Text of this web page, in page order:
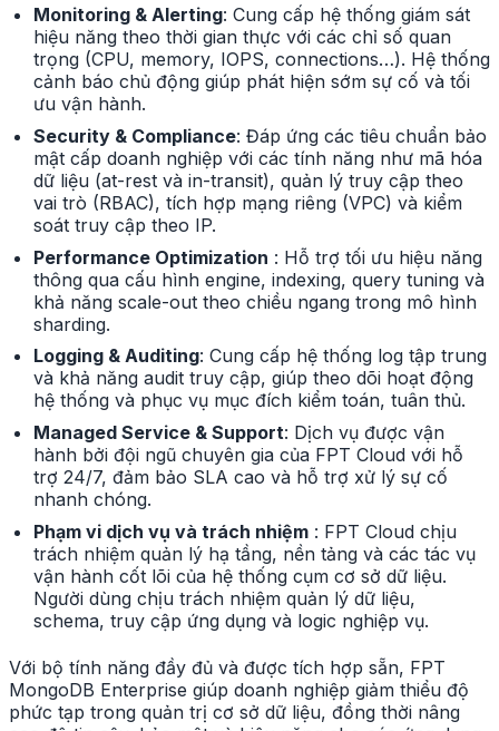
Monitoring & Alerting: Cung cấp hệ thống giám sát
hiệu năng theo thời gian thực với các chỉ số quan
trọng (CPU, memory, IOPS, connections…). Hệ thống
cảnh báo chủ động giúp phát hiện sớm sự cố và tối
ưu vận hành.
Security & Compliance: Đáp ứng các tiêu chuẩn bảo
mật cấp doanh nghiệp với các tính năng như mã hóa
dữ liệu (at-rest và in-transit), quản lý truy cập theo
vai trò (RBAC), tích hợp mạng riêng (VPC) và kiểm
soát truy cập theo IP.
Performance Optimization : Hỗ trợ tối ưu hiệu năng
thông qua cấu hình engine, indexing, query tuning và
khả năng scale-out theo chiều ngang trong mô hình
sharding.
Logging & Auditing: Cung cấp hệ thống log tập trung
và khả năng audit truy cập, giúp theo dõi hoạt động
hệ thống và phục vụ mục đích kiểm toán, tuân thủ.
Managed Service & Support: Dịch vụ được vận
hành bởi đội ngũ chuyên gia của FPT Cloud với hỗ
trợ 24/7, đảm bảo SLA cao và hỗ trợ xử lý sự cố
nhanh chóng.
Phạm vi dịch vụ và trách nhiệm: FPT Cloud chịu
trách nhiệm quản lý hạ tầng, nền tảng và các tác vụ
vận hành cốt lõi của hệ thống cụm cơ sở dữ liệu.
Người dùng chịu trách nhiệm quản lý dữ liệu,
schema, truy cập ứng dụng và logic nghiệp vụ.
Với bộ tính năng đầy đủ và được tích hợp sẵn, FPT
MongoDB Enterprise giúp doanh nghiệp giảm thiểu độ
phức tạp trong quản trị cơ sở dữ liệu, đồng thời nâng